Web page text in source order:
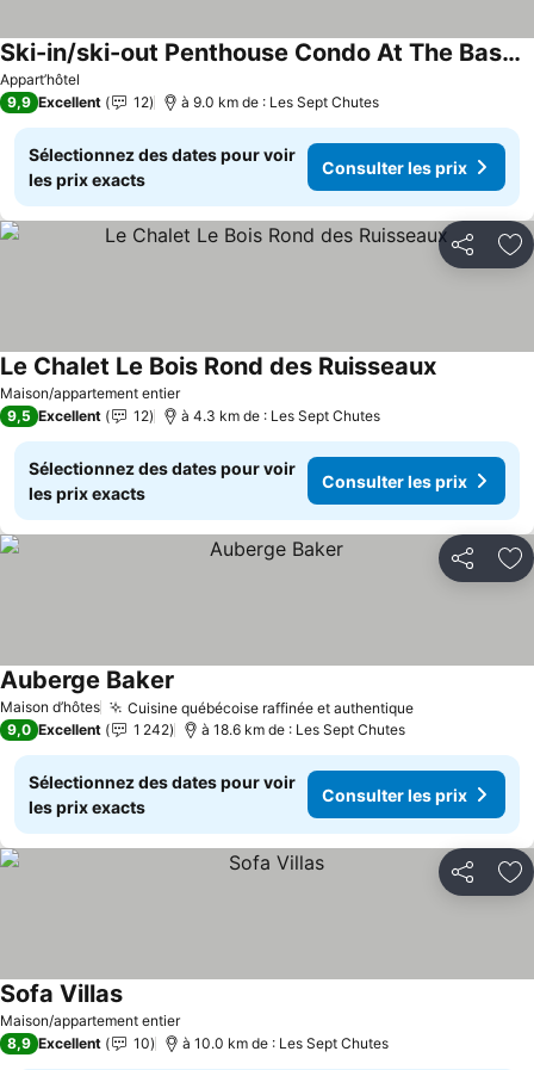
Appart’hôtel
Ski-in/ski-out Penthouse Condo At The Base Of Mont-ste-anne
9,9 Excellent 12 à 9.0 km de : Les Sept Chutes
Sélectionnez des dates pour voir
les prix exacts
Consulter les prix
Partager
Maison/appartement entier
Le Chalet Le Bois Rond des Ruisseaux
9,5 Excellent 12 à 4.3 km de : Les Sept Chutes
Sélectionnez des dates pour voir
les prix exacts
Consulter les prix
Partager
Maison d’hôtes Cuisine québécoise raffinée et authentique
Auberge Baker
9,0 Excellent 1 242 à 18.6 km de : Les Sept Chutes
Sélectionnez des dates pour voir
les prix exacts
Consulter les prix
Partager
Maison/appartement entier
Sofa Villas
8,9 Excellent 10 à 10.0 km de : Les Sept Chutes